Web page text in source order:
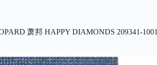
萧邦 HAPPY DIAMONDS 209341-1001